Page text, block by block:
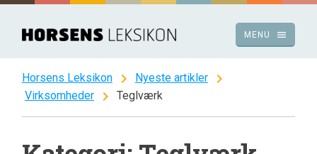
Spring
indhold
menu
MENU
Horsens Leksikon chevron_right Nyeste artikler chevron_right
Virksomheder chevron_right Teglværk